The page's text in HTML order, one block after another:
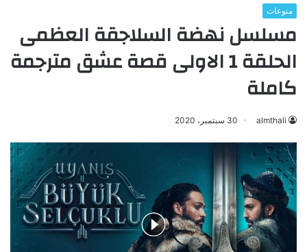
منوعات
مسلسل نهضة السلاجقة العظمى
الحلقة 1 الاولى قصة عشق مترجمة
كاملة
almthali 30 سبتمبر، 2020